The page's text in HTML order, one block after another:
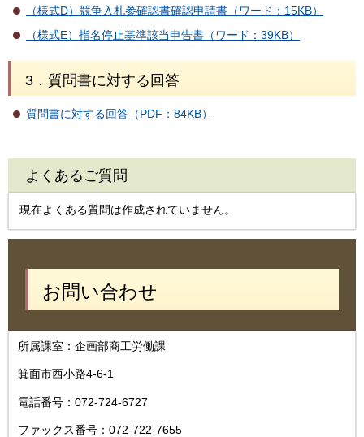
（様式D）競争入札参確認書確認申請書（ワード：15KB）
（様式E）指名停止基準該当申告書（ワード：39KB）
3．質問書に対する回答
質問書に対する回答（PDF：84KB）
よくあるご質問
現在よくある質問は作成されていません。
お問い合わせ
所属課室：企画部商工労働課
箕面市西小路4-6-1
電話番号：072-724-6727
ファックス番号：072-722-7655